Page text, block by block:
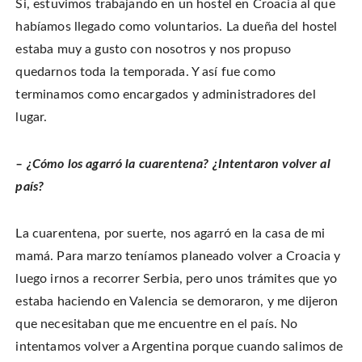
Si, estuvimos trabajando en un hostel en Croacia al que
habíamos llegado como voluntarios. La dueña del hostel
estaba muy a gusto con nosotros y nos propuso
quedarnos toda la temporada. Y así fue como
terminamos como encargados y administradores del
lugar.
– ¿Cómo los agarró la cuarentena? ¿Intentaron volver al
país?
La cuarentena, por suerte, nos agarró en la casa de mi
mamá. Para marzo teníamos planeado volver a Croacia y
luego irnos a recorrer Serbia, pero unos trámites que yo
estaba haciendo en Valencia se demoraron, y me dijeron
que necesitaban que me encuentre en el país. No
intentamos volver a Argentina porque cuando salimos de